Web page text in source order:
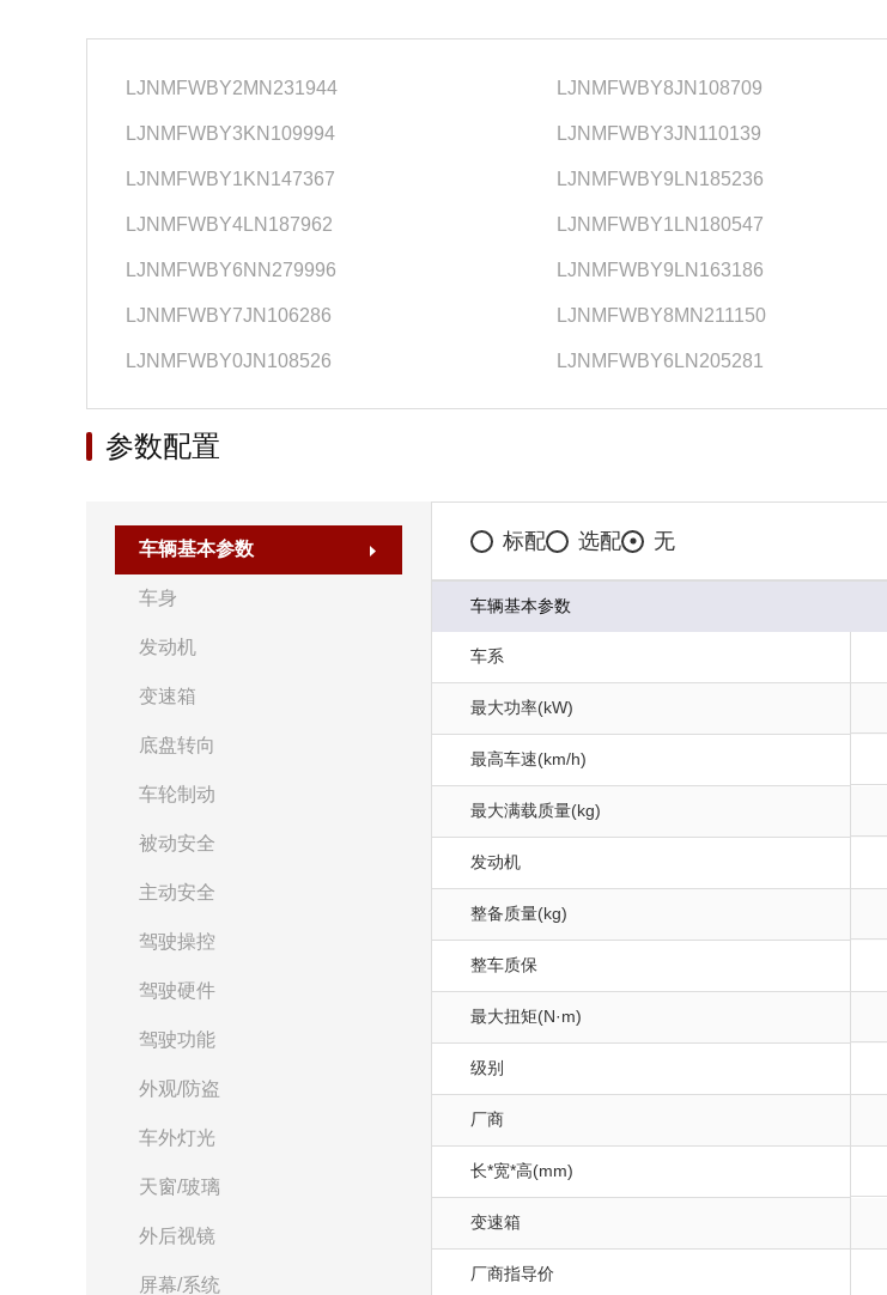
LJNMFWBY2MN231944 LJNMFWBY8JN108709
LJNMFWBY3KN109994 LJNMFWBY3JN110139
LJNMFWBY1KN147367 LJNMFWBY9LN185236
LJNMFWBY4LN187962 LJNMFWBY1LN180547
LJNMFWBY6NN279996 LJNMFWBY9LN163186
LJNMFWBY7JN106286 LJNMFWBY8MN211150
LJNMFWBY0JN108526 LJNMFWBY6LN205281
参数配置
车辆基本参数
车身
发动机
变速箱
底盘转向
车轮制动
被动安全
主动安全
驾驶操控
驾驶硬件
驾驶功能
外观/防盗
车外灯光
天窗/玻璃
外后视镜
屏幕/系统
标配 选配 无
车辆基本参数
车系
最大功率(kW)
最高车速(km/h)
最大满载质量(kg)
发动机
整备质量(kg)
整车质保
最大扭矩(N·m)
级别
厂商
长*宽*高(mm)
变速箱
厂商指导价